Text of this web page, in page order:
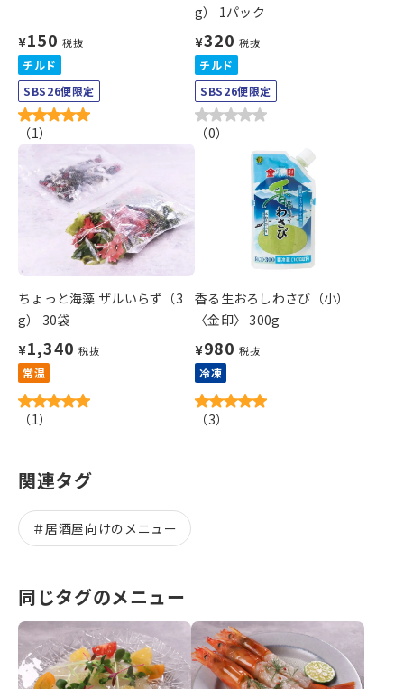
¥150 税抜
チルド
SBS26便限定
（1）
g） 1パック
¥320 税抜
チルド
SBS26便限定
（0）
ちょっと海藻 ザルいらず（3
g） 30袋
¥1,340 税抜
常温
（1）
香る生おろしわさび（小）
〈金印〉 300g
¥980 税抜
冷凍
（3）
関連タグ
＃居酒屋向けのメニュー
同じタグのメニュー